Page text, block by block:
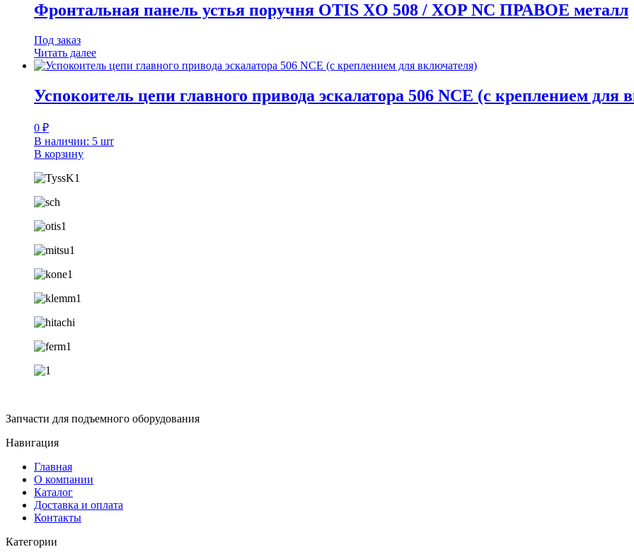
Фронтальная панель устья поручня OTIS XO 508 / XOP NC ПРАВОЕ металл
Под заказ
Читать далее
Успокоитель цепи главного привода эскалатора 506 NCE (с креплением для
0 ₽
В наличии: 5 шт
В корзину
Запчасти для подъемного оборудования
Навигация
Главная
О компании
Каталог
Доставка и оплата
Контакты
Категории